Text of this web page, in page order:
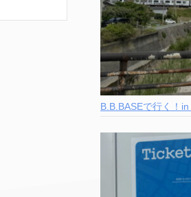
B.B.BASEで行く！